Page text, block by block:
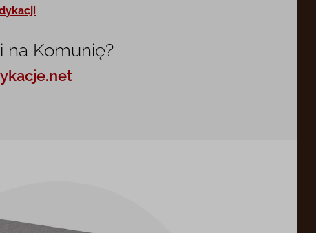
na Komunię?